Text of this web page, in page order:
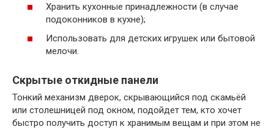
Хранить кухонные принадлежности (в случае
подоконников в кухне);
Использовать для детских игрушек или бытовой
мелочи.
Скрытые откидные панели
Тонкий механизм дверок, скрывающийся под скамьёй
или столешницей под окном, подойдет тем, кто хочет
быстро получить доступ к хранимым вещам и при этом не